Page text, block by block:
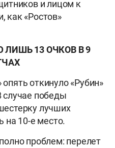
и лицом к
как «Ростов»
ЛИШЬ 13 ОЧКОВ В 9
откинуло «Рубин»
случае победы
лучших
на 10-е место.
проблем: перелет